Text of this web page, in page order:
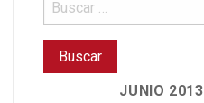
JUNIO 2013